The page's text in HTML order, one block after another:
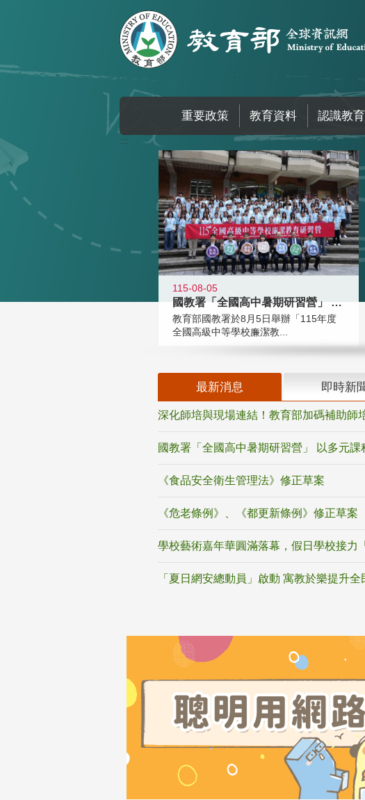
重要政策 教育資料 認識教
:::
115-08-05
國教署「全國高中暑期研習營」 以多
教育部國教署於8月5日舉辦「115年度
全國高級中等學校廉潔教...
最新消息 即時新
深化師培與現場連結！教育部加碼補助師
國教署「全國高中暑期研習營」 以多元
《食品安全衛生管理法》修正草案
《危老條例》、《都更新條例》修正草案
學校藝術嘉年華圓滿落幕，假日學校接力
「夏日網安總動員」啟動 寓教於樂提升全